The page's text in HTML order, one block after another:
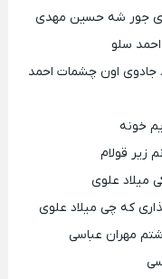
جور شه حسین مهدی
سلو
جادوی اون چشمات احمد
خونه
زیر قولام
میلاد علوی
که چی میلاد علوی
مهران عباسی